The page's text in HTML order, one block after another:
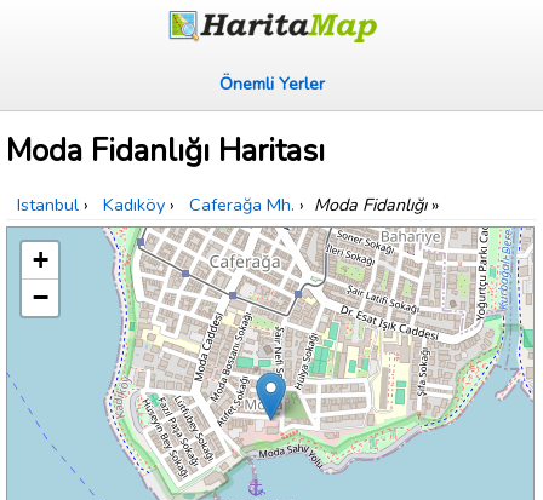
Önemli Yerler
Moda Fidanlığı Haritası
Istanbul › Kadıköy › Caferağa Mh. › Moda Fidanlığı»
+
−